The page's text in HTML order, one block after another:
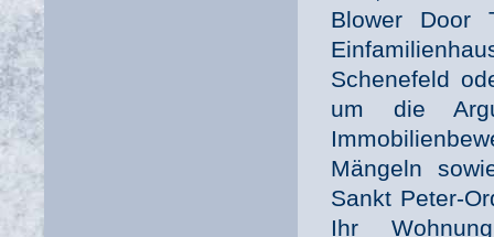
Blower Door
Schenefeld
um die
Mängeln
Sankt Peter-
Ihr